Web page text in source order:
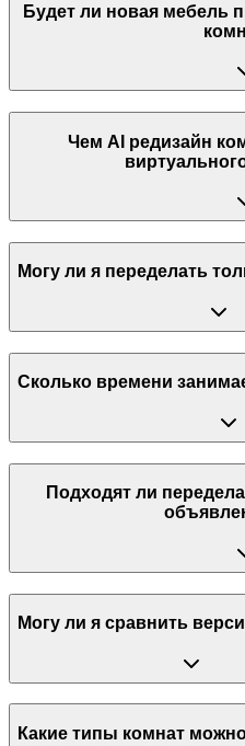
Будет ли новая мебель
Чем AI редизайн
Могу ли я переделать
Сколько времени
Подходят ли
Могу ли я сравнить
Какие типы комнат